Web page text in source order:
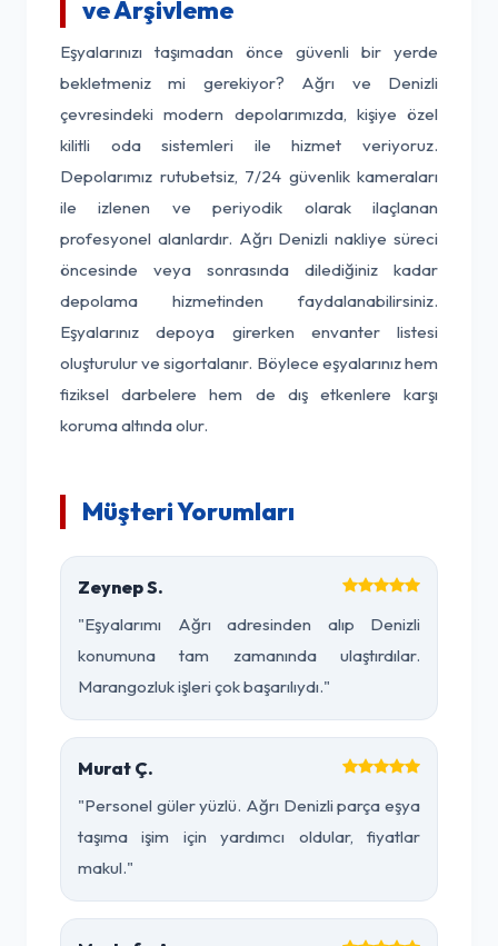
ve Arşivleme
Eşyalarınızı taşımadan önce güvenli bir yerde
bekletmeniz mi gerekiyor? Ağrı ve Denizli
çevresindeki modern depolarımızda, kişiye özel
kilitli oda sistemleri ile hizmet veriyoruz.
Depolarımız rutubetsiz, 7/24 güvenlik kameraları
ile izlenen ve periyodik olarak ilaçlanan
profesyonel alanlardır. Ağrı Denizli nakliye süreci
öncesinde veya sonrasında dilediğiniz kadar
depolama hizmetinden faydalanabilirsiniz.
Eşyalarınız depoya girerken envanter listesi
oluşturulur ve sigortalanır. Böylece eşyalarınız hem
fiziksel darbelere hem de dış etkenlere karşı
koruma altında olur.
Müşteri Yorumları
Zeynep S.
"Eşyalarımı Ağrı adresinden alıp Denizli
konumuna tam zamanında ulaştırdılar.
Marangozluk işleri çok başarılıydı."
Murat Ç.
"Personel güler yüzlü. Ağrı Denizli parça eşya
taşıma işim için yardımcı oldular, fiyatlar
makul."